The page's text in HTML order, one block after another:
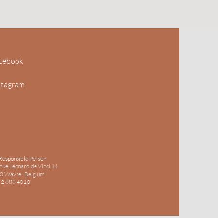
tinten.
Person
Léonard de Vinci 14
Wavre, Belgium
888 4010